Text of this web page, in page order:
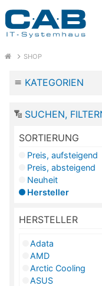
SHOP
KATEGORIEN
SUCHEN,
SORTIERUNG
Preis, aufsteigend
Preis, absteigend
Neuheit
Hersteller
HERSTELLER
Adata
AMD
Arctic Cooling
ASUS